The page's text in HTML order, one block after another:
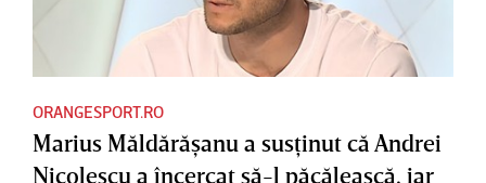
ORANGESPORT.RO
Marius Măldărăşanu a susţinut că Andrei
Nicolescu a încercat să-l păcălească, iar